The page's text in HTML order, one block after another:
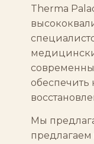
Therma
обеспечить
Мы
предлагаем